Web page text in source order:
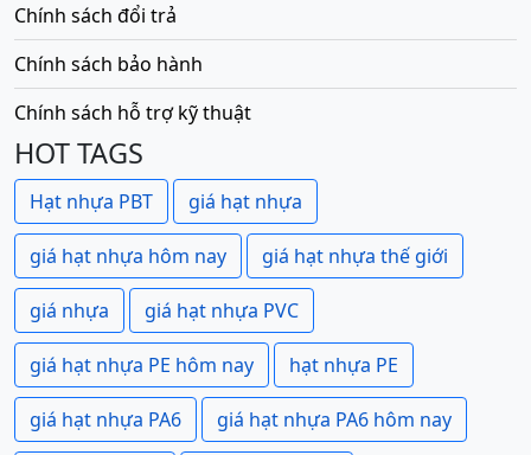
Chính sách đổi trả
Chính sách bảo hành
Chính sách hỗ trợ kỹ thuật
HOT TAGS
Hạt nhựa PBT giá hạt nhựa
giá hạt nhựa hôm nay giá hạt nhựa thế giới
giá nhựa giá hạt nhựa PVC
giá hạt nhựa PE hôm nay hạt nhựa PE
giá hạt nhựa PA6 giá hạt nhựa PA6 hôm nay